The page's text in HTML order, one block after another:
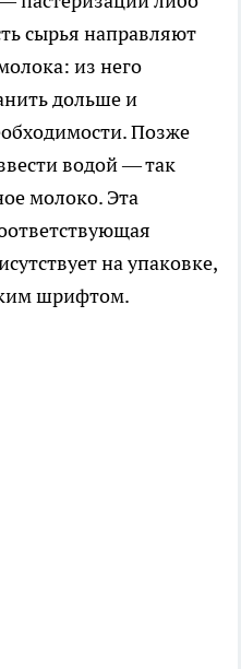
сырья направляют
из него
дольше и
Позже
водой — так
молоко. Эта
на упаковке,
шрифтом.